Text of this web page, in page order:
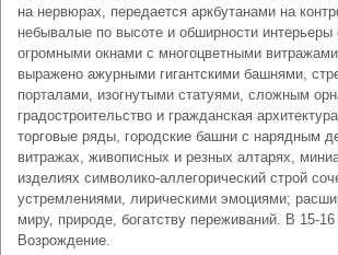
на нервюрах, передается аркбутанами на
небывалые по высоте и обширности интерьеры
огромными окнами с многоцветными
выражено ажурными гигантскими башнями,
порталами, изогнутыми статуями, сложным
градостроительство и гражданская
торговые ряды, городские башни с нарядным
витражах, живописных и резных алтарях,
изделиях символико-аллегорический строй
устремлениями, лирическими эмоциями;
миру, природе, богатству переживаний. В 15-16
Возрождение.